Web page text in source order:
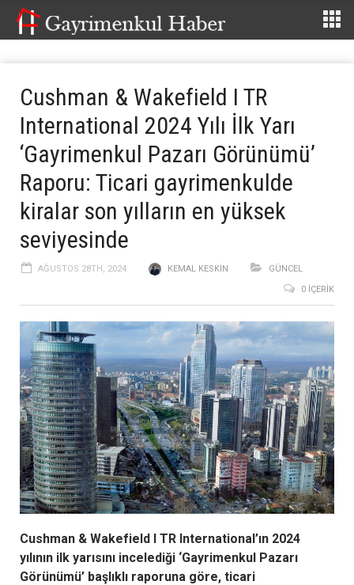
Cushman & Wakefield I TR
International 2024 Yılı İlk Yarı
‘Gayrimenkul Pazarı Görünümü’
Raporu: Ticari gayrimenkulde
kiralar son yılların en yüksek
seviyesinde
AĞUSTOS 28TH, 2024 KEMAL KESKIN
GÜNCEL
0 İÇERIK
Cushman & Wakefield I TR International’ın 2024
yılının ilk yarısını incelediği ‘Gayrimenkul Pazarı
Görünümü’ başlıklı raporuna göre, ticari